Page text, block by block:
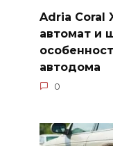
Adria Coral
автомат и
автодома
0